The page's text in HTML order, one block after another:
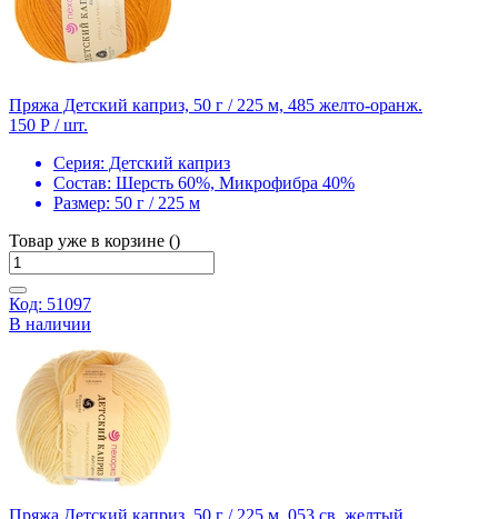
Пряжа Детский каприз, 50 г / 225 м, 485 желто-оранж.
150 Р / шт.
Серия: Детский каприз
Состав: Шерсть 60%, Микрофибра 40%
Размер: 50 г / 225 м
Товар уже в корзине ()
Код: 51097
В наличии
Пряжа Детский каприз, 50 г / 225 м, 053 св. желтый